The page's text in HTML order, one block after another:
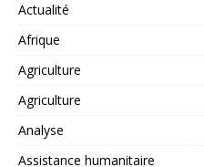
Actualité
Afrique
Agriculture
Agriculture
Analyse
Assistance humanitaire